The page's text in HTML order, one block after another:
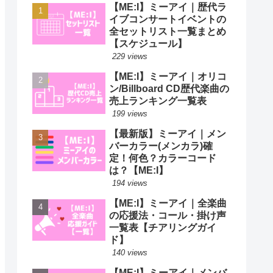
【ME:I】ミーアイ｜歴代ラ
イブコンサートイベントの
全セットリスト一覧まとめ
【スケジュール】
229 views
【ME:I】ミーアイ｜オリコ
ン/Billboard CD歴代楽曲の
売上ランキング一覧表
199 views
【最新版】ミーアイ｜メン
バーカラー(メンカラ)確
定！何色？カラーコード
は？【ME:I】
194 views
【ME:I】ミーアイ｜全楽曲
の応援法・コール・掛け声
一覧表【チアリングガイ
ド】
140 views